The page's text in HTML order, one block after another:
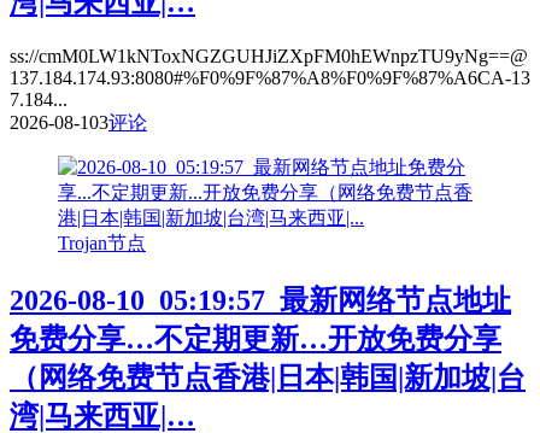
ss://cmM0LW1kNToxNGZGUHJiZXpFM0hEWnpzTU9yNg==@
137.184.174.93:8080#%F0%9F%87%A8%F0%9F%87%A6CA-13
7.184...
2026-08-103评论
Trojan节点
2026-08-10_05:19:57_最新网络节点地址
免费分享…不定期更新…开放免费分享
（网络免费节点香港|日本|韩国|新加坡|台
湾|马来西亚|…